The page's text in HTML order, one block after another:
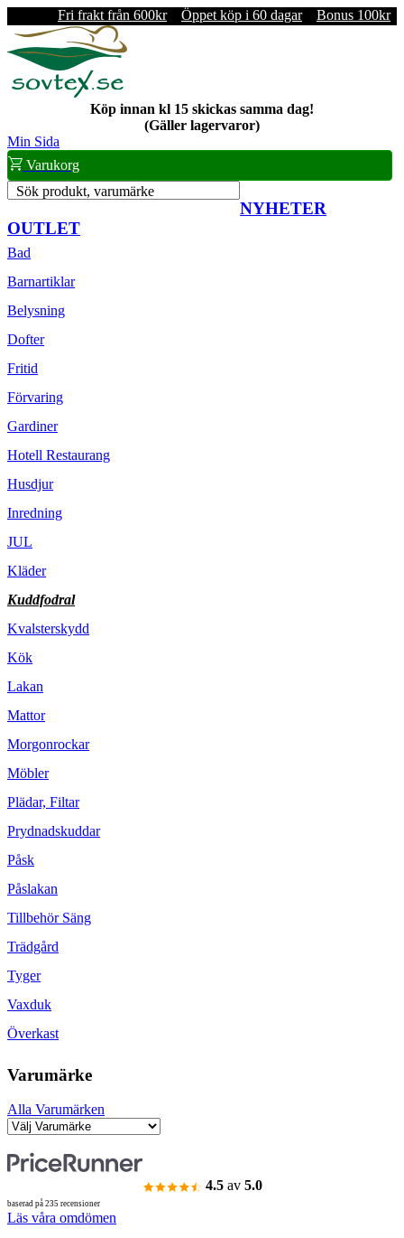
Fri frakt från 600kr Öppet köp i 60 dagar Bonus 100kr
Köp innan kl 15 skickas samma dag!
(Gäller lagervaror)
Min Sida
Varukorg
Sök produkt, varumärke
NYHETER
OUTLET
Bad
Barnartiklar
Belysning
Dofter
Fritid
Förvaring
Gardiner
Hotell Restaurang
Husdjur
Inredning
JUL
Kläder
Kuddfodral
Kvalsterskydd
Kök
Lakan
Mattor
Morgonrockar
Möbler
Plädar, Filtar
Prydnadskuddar
Påsk
Påslakan
Tillbehör Säng
Trädgård
Tyger
Vaxduk
Överkast
Varumärke
Alla Varumärken
4.5 av 5.0
baserad på 235 recensioner
Läs våra omdömen